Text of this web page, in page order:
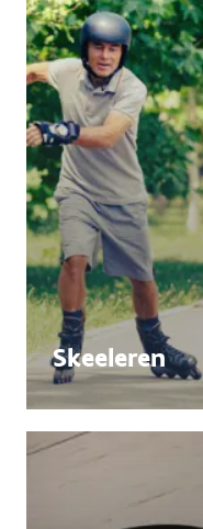
Skeeleren